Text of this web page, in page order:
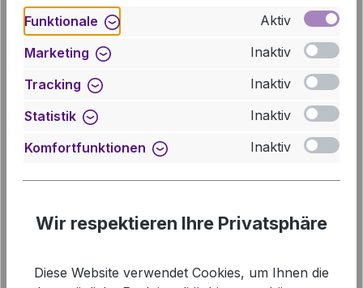
Sonstiges
Funktionale
Aktiv
Marketing
Inaktiv
Tracking
Inaktiv
Statistik
Inaktiv
Komfortfunktionen
Inaktiv
Wir respektieren Ihre Privatsphäre
Diese Website verwendet Cookies, um Ihnen die